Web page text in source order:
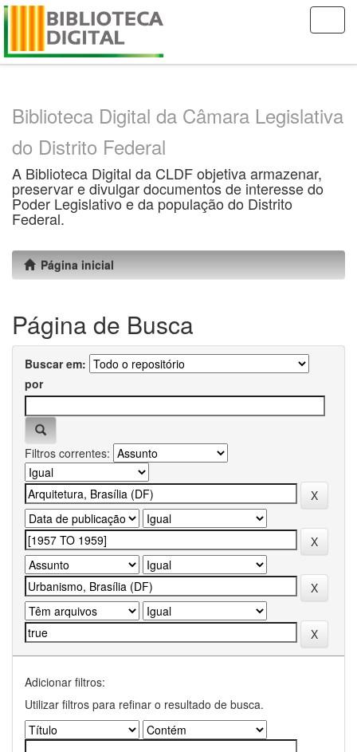
Skip
Biblioteca Digital da Câmara Legislativa
do Distrito Federal
A Biblioteca Digital da CLDF objetiva armazenar,
preservar e divulgar documentos de interesse do
Poder Legislativo e da população do Distrito
Federal.
Página inicial
Página de Busca
Buscar em:
por
Filtros correntes:
Adicionar filtros:
Utilizar filtros para refinar o resultado de busca.